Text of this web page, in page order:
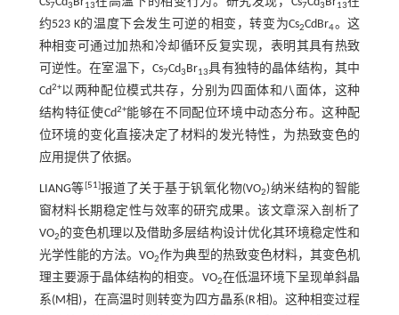
7 3 13 7 3 13
约523 K的温度下会发生可逆的相变，转变为Cs2CdBr4。这
种相变可通过加热和冷却循环反复实现，表明其具有热致
可逆性。在室温下，Cs7Cd3Br13具有独特的晶体结构，其中
Cd2+以两种配位模式共存，分别为四面体和八面体，这种
结构特征使Cd2+能够在不同配位环境中动态分布。这种配
位环境的变化直接决定了材料的发光特性，为热致变色的
应用提供了依据。
LIANG等[51]报道了关于基于钒氧化物(VO2)纳米结构的智能
窗材料长期稳定性与效率的研究成果。该文章深入剖析了
VO2 的变色机理以及借助多层结构设计优化其环境稳定性和
光学性能的方法。VO2作为典型的热致变色材料，其变色机
理主要源于晶体结构的相变。VO2在低温环境下呈现单斜晶
系(M相)，在高温时则转变为四方晶系(R相)。这种相变过程